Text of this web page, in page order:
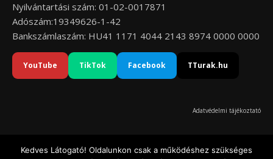
Nyilvántartási szám: 01-02-0017871
Adószám:19349626-1-42
Bankszámlaszám: HU41 1171 4044 2143 8974 0000 0000
YouTube TikTok Facebook TTurak.hu
Adatvédelmi tájékoztató
Kedves Látogató! Oldalunkon csak a működéshez szükséges